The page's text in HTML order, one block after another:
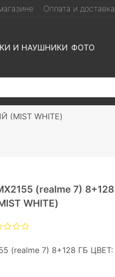
Оплата и доставка
И НАУШНИКИ ФОТО
(MIST WHITE)
(realme 7)
WHITE)
(realme 7) 8+128 ГБ